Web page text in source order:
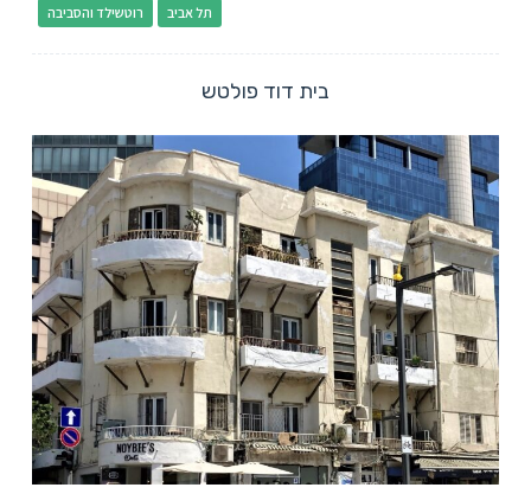
רוטשילד והסביבה תל אביב
בית דוד פולטש